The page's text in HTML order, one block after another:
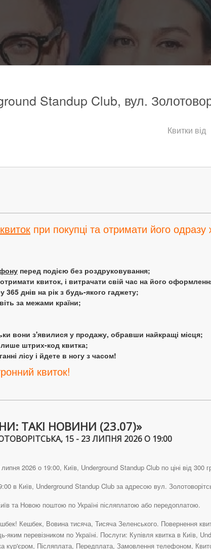
Standup Club, вул.
Квитки від
при покупці та отримати його
перед подією без роздруковування;
квиток, і витрачати свій час на його
днів на рік з будь-якого гаджету;
за межами країни;
вони з'явилися у продажу, обравши найкращі місця;
лише штрих-код квитка;
лісу і йдете в ногу з часом!
квиток!
ТАКІ НОВИНИ (23.07)»
15 - 23 ЛИПНЯ 2026 О 19:00
2026 о 19:00, Київ, Underground Standup Club по ціні від 300
в Київ, Underground Standup Club за адресою вул.
та Новою поштою по Україні післяплатою або передоплатою.
Кешбек, Вовина тисяча, Тисяча Зеленського. Повернення
перевізником по Україні. Послуги: Купівля квитка в Київ,
кур'єром, Післяплата, Передплата, Замовлення телефоном,